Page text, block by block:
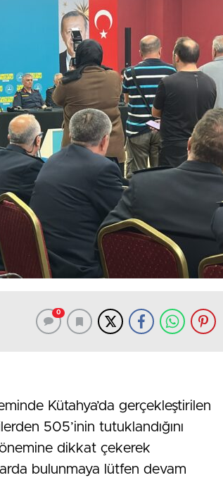
0
Kütahya’da gerçekleştirilen
505’inin tutuklandığını
dikkat çekerek
bulunmaya lütfen devam